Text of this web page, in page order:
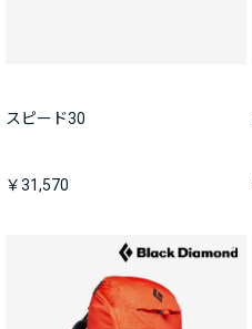
スピード30
￥31,570